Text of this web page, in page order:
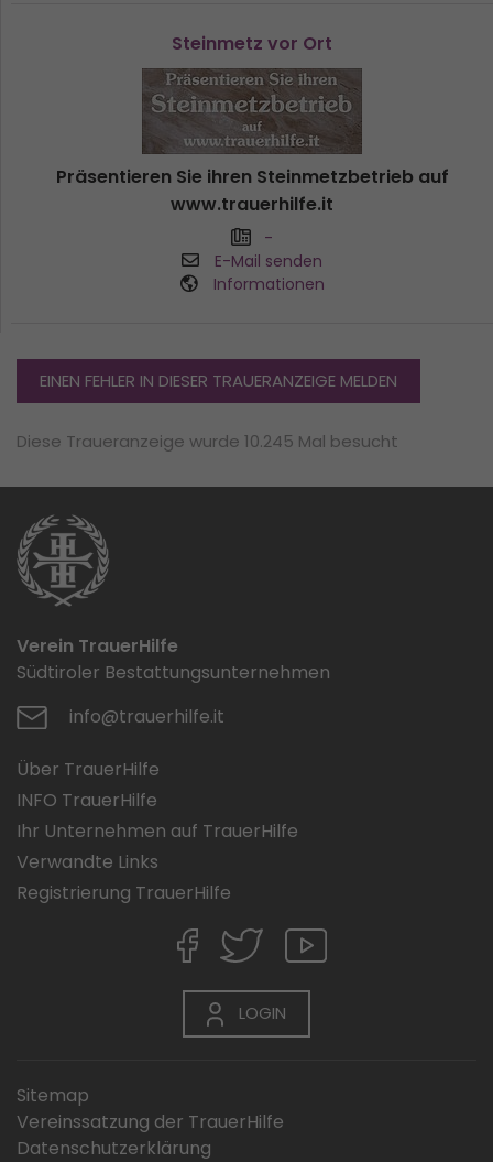
Steinmetz vor Ort
Präsentieren Sie ihren Steinmetzbetrieb auf
www.trauerhilfe.it
-
E-Mail senden
Informationen
EINEN FEHLER IN DIESER TRAUERANZEIGE MELDEN
Diese Traueranzeige wurde 10.245 Mal besucht
Verein TrauerHilfe
Südtiroler Bestattungsunternehmen
info@trauerhilfe.it
Über TrauerHilfe
INFO TrauerHilfe
Ihr Unternehmen auf TrauerHilfe
Verwandte Links
Registrierung TrauerHilfe
LOGIN
Sitemap
Vereinssatzung der TrauerHilfe
Datenschutzerklärung